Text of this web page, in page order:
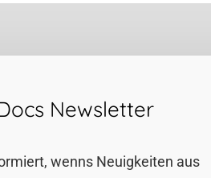
Newsletter
wenns Neuigkeiten aus